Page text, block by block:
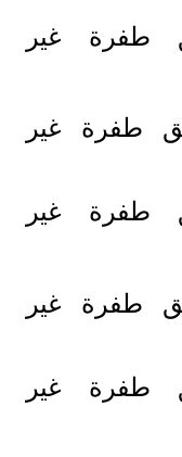
طفرة غير
طفرة غير
طفرة غير